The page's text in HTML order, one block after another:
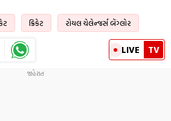
ક્રિકેટ રોયલ ચેલેન્જર્સ બેંગ્લોર
LIVE TV